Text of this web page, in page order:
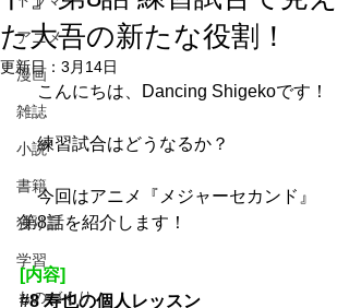
アニメ
漫画
雑誌
小説
書籍
独り言
学習
ものづくり
た大吾の新たな役割！
更新日： 3月14日
こんにちは、Dancing Shigekoです！
練習試合はどうなるか？
今回はアニメ『メジャーセカンド』
第8話を紹介します！
[内容]
#8 寿也の個人レッスン